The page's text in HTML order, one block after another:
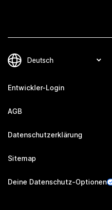
Entwickler-Login
AGB
Datenschutzerklärung
Sitemap
Deine Datenschutz-Optionen